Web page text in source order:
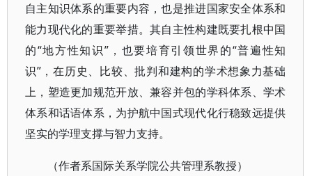
自主知识体系的重要内容，也是推进国家安全体系和
能力现代化的重要举措。其自主性构建既要扎根中国
的“地方性知识”，也要培育引领世界的“普遍性知
识”，在历史、比较、批判和建构的学术想象力基础
上，塑造更加规范开放、兼容并包的学科体系、学术
体系和话语体系，为护航中国式现代化行稳致远提供
坚实的学理支撑与智力支持。
（作者系国际关系学院公共管理系教授）